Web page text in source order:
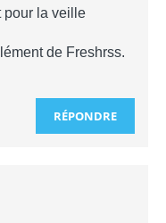
pour la veille
de Freshrss.
RÉPONDRE